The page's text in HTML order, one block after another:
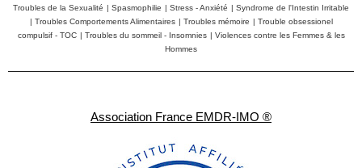
Association France EMDR-IMO ®
Troubles de la Sexualité | Spasmophilie | Stress - Anxiété | Syndrome de l'Intestin Irritable
| Troubles Comportements Alimentaires | Troubles mémoire | Trouble obsessionel
compulsif - TOC | Troubles du sommeil - Insomnies | Violences contre les Femmes & les
Hommes